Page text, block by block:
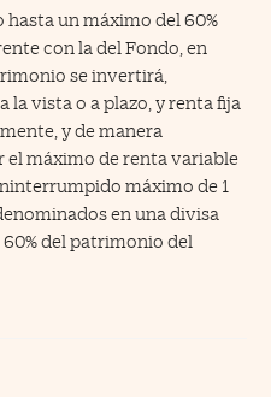
un máximo del 60%
con la del Fondo, en
se invertirá,
la vista o a plazo, y renta fija
y de manera
el máximo de renta variable
máximo de 1
en una divisa
del patrimonio del